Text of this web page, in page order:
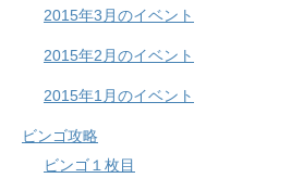
2015年3月のイベント
2015年2月のイベント
2015年1月のイベント
ビンゴ攻略
ビンゴ１枚目